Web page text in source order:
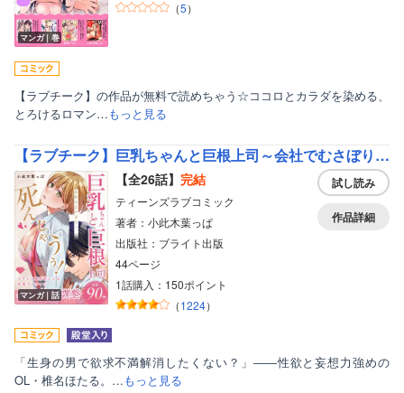
マンガ｜巻
（5）
【ラブチーク】の作品が無料で読めちゃう☆ココロとカラダを染める、
とろけるロマン…もっと見る
【ラブチーク】巨乳ちゃんと巨根上司～会社でむさぼりセックス～
マンガ｜話
【全26話】 完結
ティーンズラブコミック
著者：小此木葉っぱ
出版社：ブライト出版
44ページ
1話購入：150ポイント
（1224）
試し読み
作品詳細
「生身の男で欲求不満解消したくない？」――性欲と妄想力強めの
OL・椎名ほたる。…もっと見る